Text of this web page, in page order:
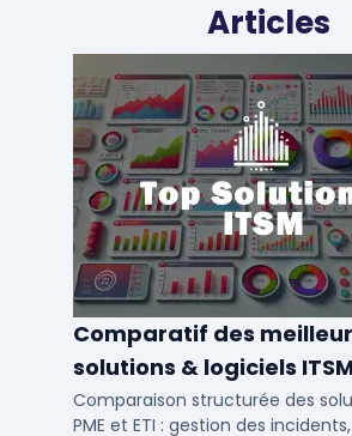
Articles
Comparatif des
solutions & logiciels
Comparaison structurée des
PME et ETI : gestion des